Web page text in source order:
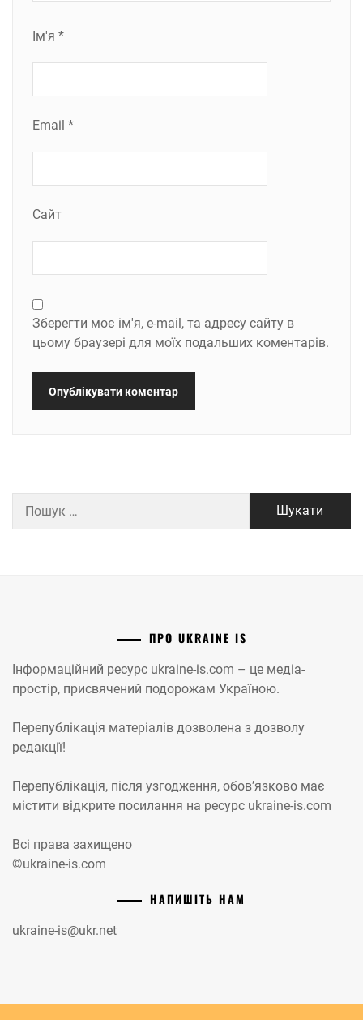
Ім'я *
Email *
Сайт
Зберегти моє ім'я, e-mail, та адресу сайту в
цьому браузері для моїх подальших коментарів.
ПРО UKRAINE IS
Інформаційний ресурс ukraine-is.com – це медіа-
простір, присвячений подорожам Україною.
Перепублікація матеріалів дозволена з дозволу
редакції!
Перепублікація, після узгодження, обов’язково має
містити відкрите посилання на ресурс ukraine-is.com
Всі права захищено
©ukraine-is.com
НАПИШІТЬ НАМ
ukraine-is@ukr.net